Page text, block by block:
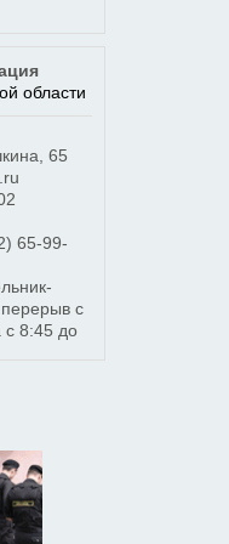
области
65
65-99-
с
с 8:45 до